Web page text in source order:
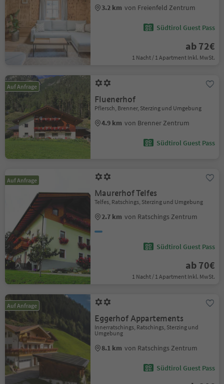
3.2 km von Freienfeld Zentrum
Südtirol Guest Pass
ab 72€
1 Nacht / 1 Apartment Inkl. MwSt.
Auf Anfrage
Fluenerhof
Pflersch, Brenner, Sterzing und Umgebung
4.9 km von Brenner Zentrum
Südtirol Guest Pass
Auf Anfrage
Maurerhof Telfes
Telfes, Ratschings, Sterzing und Umgebung
2.7 km von Ratschings Zentrum
Südtirol Guest Pass
ab 70€
1 Nacht / 1 Apartment Inkl. MwSt.
Auf Anfrage
Eggerhof Appartements
Innerratschings, Ratschings, Sterzing und
Umgebung
8.1 km von Ratschings Zentrum
Südtirol Guest Pass